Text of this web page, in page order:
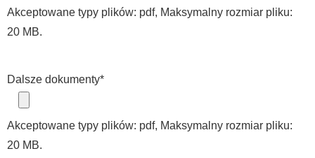
Akceptowane typy plików: pdf, Maksymalny rozmiar pliku:
20 MB.
Dalsze dokumenty*
Akceptowane typy plików: pdf, Maksymalny rozmiar pliku:
20 MB.